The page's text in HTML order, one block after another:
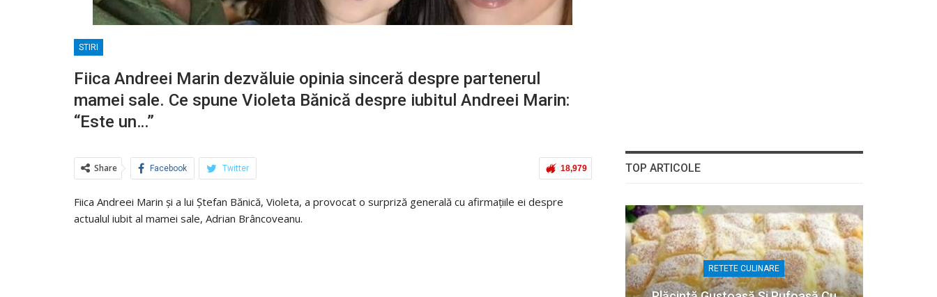
STIRI
Fiica Andreei Marin dezvăluie opinia sinceră despre partenerul
mamei sale. Ce spune Violeta Bănică despre iubitul Andreei Marin:
“Este un…”
18,979
Share Facebook Twitter
Fiica Andreei Marin și a lui Ștefan Bănică, Violeta, a provocat o surpriză generală cu afirmațiile ei despre
actualul iubit al mamei sale, Adrian Brâncoveanu.
TOP ARTICOLE
RETETE CULINARE